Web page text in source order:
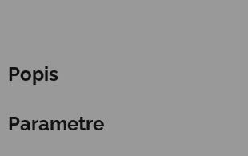
Popis
Parametre